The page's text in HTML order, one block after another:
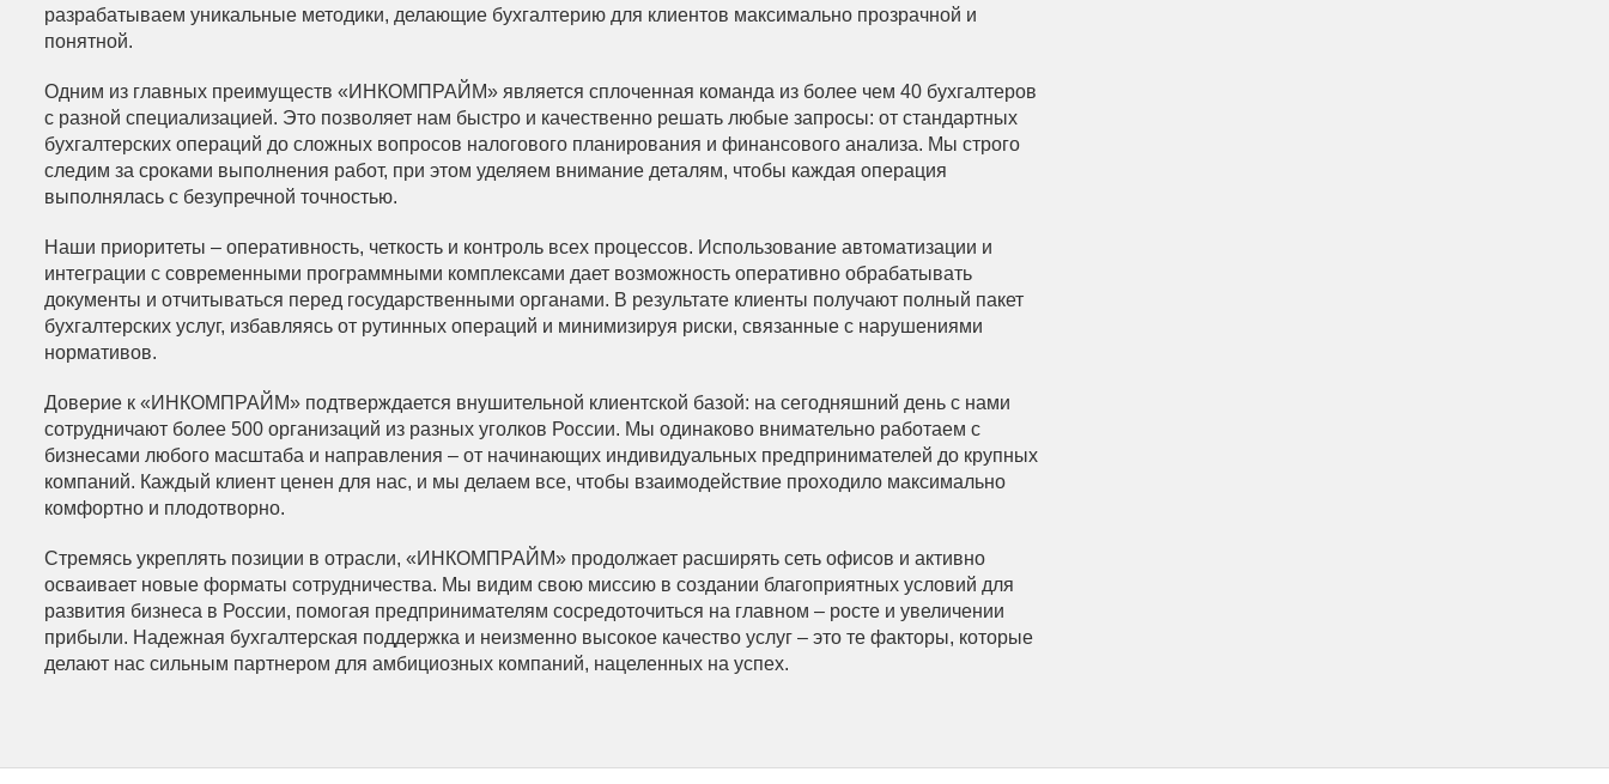
разрабатываем уникальные методики, делающие бухгалтерию для клиентов максимально прозрачной и
понятной.
Одним из главных преимуществ «ИНКОМПРАЙМ» является сплоченная команда из более чем 40 бухгалтеров
с разной специализацией. Это позволяет нам быстро и качественно решать любые запросы: от стандартных
бухгалтерских операций до сложных вопросов налогового планирования и финансового анализа. Мы строго
следим за сроками выполнения работ, при этом уделяем внимание деталям, чтобы каждая операция
выполнялась с безупречной точностью.
Наши приоритеты – оперативность, четкость и контроль всех процессов. Использование автоматизации и
интеграции с современными программными комплексами дает возможность оперативно обрабатывать
документы и отчитываться перед государственными органами. В результате клиенты получают полный пакет
бухгалтерских услуг, избавляясь от рутинных операций и минимизируя риски, связанные с нарушениями
нормативов.
Доверие к «ИНКОМПРАЙМ» подтверждается внушительной клиентской базой: на сегодняшний день с нами
сотрудничают более 500 организаций из разных уголков России. Мы одинаково внимательно работаем с
бизнесами любого масштаба и направления – от начинающих индивидуальных предпринимателей до крупных
компаний. Каждый клиент ценен для нас, и мы делаем все, чтобы взаимодействие проходило максимально
комфортно и плодотворно.
Стремясь укреплять позиции в отрасли, «ИНКОМПРАЙМ» продолжает расширять сеть офисов и активно
осваивает новые форматы сотрудничества. Мы видим свою миссию в создании благоприятных условий для
развития бизнеса в России, помогая предпринимателям сосредоточиться на главном – росте и увеличении
прибыли. Надежная бухгалтерская поддержка и неизменно высокое качество услуг – это те факторы, которые
делают нас сильным партнером для амбициозных компаний, нацеленных на успех.